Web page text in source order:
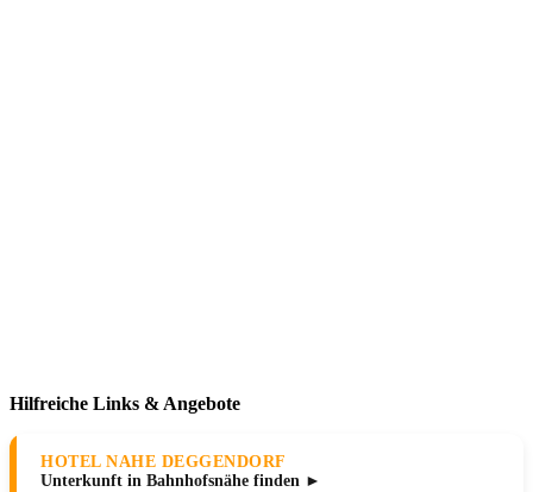
Hilfreiche Links & Angebote
HOTEL NAHE DEGGENDORF
Unterkunft in Bahnhofsnähe finden ►